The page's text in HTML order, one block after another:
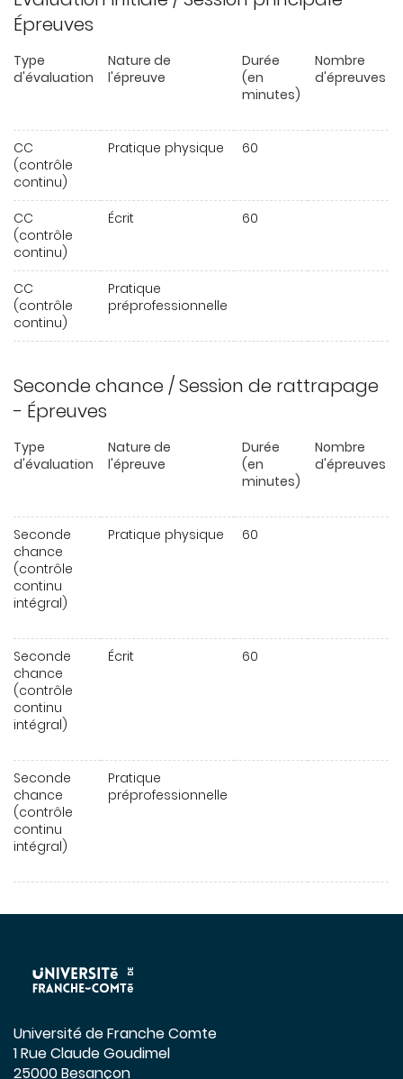
Épreuves
Type
d'évaluation
Nature de
l'épreuve
Durée
(en
minutes)
Nombre
d'épreuves
CC
(contrôle
continu)
Pratique physique 60
CC
(contrôle
continu)
Écrit 60
CC
(contrôle
continu)
Pratique
préprofessionnelle
Seconde chance / Session de rattrapage
- Épreuves
Type
d'évaluation
Nature de
l'épreuve
Durée
(en
minutes)
Nombre
d'épreuves
Seconde
chance
(contrôle
continu
intégral)
Pratique physique 60
Seconde
chance
(contrôle
continu
intégral)
Écrit 60
Seconde
chance
(contrôle
continu
intégral)
Pratique
préprofessionnelle
Université de Franche Comte
1 Rue Claude Goudimel
25000 Besançon